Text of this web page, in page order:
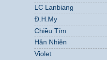
LC Lanbiang
Đ.H.My
Chiều Tím
Hân Nhiên
Violet